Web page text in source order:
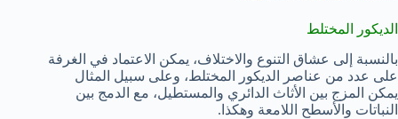
الديكور المختلط
بالنسبة إلى عشاق التنوع والاختلاف، يمكن الاعتماد في الغرفة
على عدد من عناصر الديكور المختلط، وعلى سبيل المثال
يمكن المزج بين الأثاث الدائري والمستطيل، مع الدمج بين
النباتات والأسطح اللامعة وهكذا.